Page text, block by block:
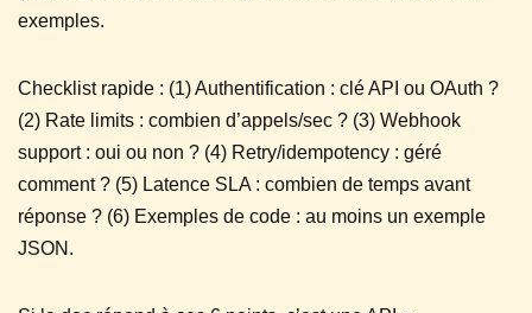
exemples.
Checklist rapide : (1) Authentification : clé API ou OAuth ?
(2) Rate limits : combien d’appels/sec ? (3) Webhook
support : oui ou non ? (4) Retry/idempotency : géré
comment ? (5) Latence SLA : combien de temps avant
réponse ? (6) Exemples de code : au moins un exemple
JSON.